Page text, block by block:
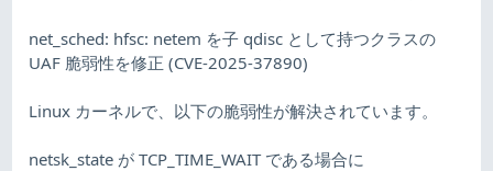
net_sched: hfsc: netem を子 qdisc として持つクラスの
UAF 脆弱性を修正 (CVE-2025-37890)
Linux カーネルで、以下の脆弱性が解決されています。
netsk_state が TCP_TIME_WAIT である場合に